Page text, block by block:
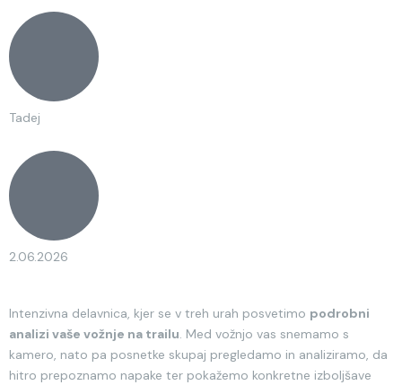
Tadej
2.06.2026
Intenzivna delavnica, kjer se v treh urah posvetimo podrobni
analizi vaše vožnje na trailu. Med vožnjo vas snemamo s
kamero, nato pa posnetke skupaj pregledamo in analiziramo, da
hitro prepoznamo napake ter pokažemo konkretne izboljšave